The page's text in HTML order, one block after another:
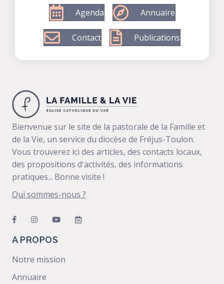
Agenda Annuaire
Contact Publications
Bienvenue sur le site de la pastorale de la Famille et
de la Vie, un service du diocèse de Fréjus-Toulon.
Vous trouverez ici des articles, des contacts locaux,
des propositions d'activités, des informations
pratiques... Bonne visite !
Qui sommes-nous ?
A PROPOS
Notre mission
Annuaire